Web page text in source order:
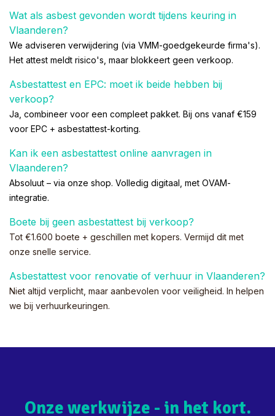
Wat als asbest gevonden wordt tijdens keuring in
Vlaanderen?
We adviseren verwijdering (via VMM-goedgekeurde firma's).
Het attest meldt risico's, maar blokkeert geen verkoop.
Asbestattest en EPC: moet ik beide hebben bij
verkoop?
Ja, combineer voor een compleet pakket. Bij ons vanaf €159
voor EPC + asbestattest-korting.
Kan ik een asbestattest online aanvragen in
Vlaanderen?
Absoluut – via onze shop. Volledig digitaal, met OVAM-
integratie.
Boete bij geen asbestattest bij verkoop?
Tot €1.600 boete + geschillen met kopers. Vermijd dit met
onze snelle service.
Asbestattest voor renovatie of verhuur in Vlaanderen?
Niet altijd verplicht, maar aanbevolen voor veiligheid. In helpen
we bij verhuurkeuringen.
Onze werkwijze - in het kort.